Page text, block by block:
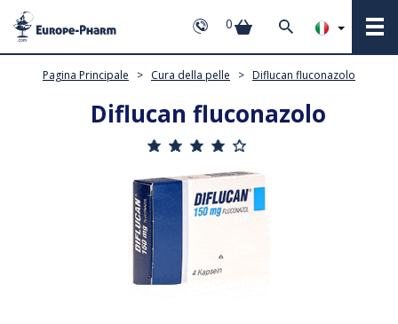
0
Pagina Principale > Cura della pelle > Diflucan fluconazolo
Diflucan fluconazolo